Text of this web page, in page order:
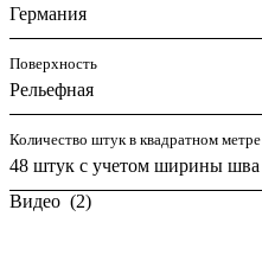
Германия
Поверхность
Рельефная
Количество штук в квадратном метре
48 штук с учетом ширины шва
Видео (2)